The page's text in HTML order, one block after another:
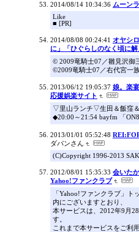
2014/08/14 10:34:36 ムーン
Like
■ [PR]
2014/08/08 00:24:41
オヤシ
に」「ひぐらしのなく頃に解
© 2009竜騎士07／雛見沢御
©2009竜騎士07／右代宮一
2013/06/12 19:05:37 娘。楽
応援娯楽サイト
▽里山ランチ▽生田＆飯窪
◆20:00～21:54 bayfm 「
2013/01/01 05:52:48
ダパンさん
(C)Copyright 1996-2013
2012/08/01 15:35:33 会いた
Yahoo!ファンクラブ
「Yahoo!ファンクラブ」
内にございますとおり、
本サービスは、2012年9月
す。
これまで本サービスをご利